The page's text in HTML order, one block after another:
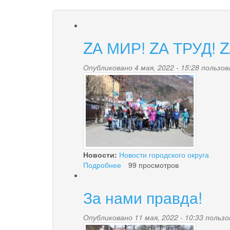
ZА МИР! ZА ТРУД!
Опубликовано 4 мая, 2022 - 15:28
photo_2022-
05-
04_14-
42-
13.jpg
Новости: Новости городского округа
Подробнее
ZА
ТРУД!
ZА
МАЙ!
99 просмотров
За нами правда!
Опубликовано 11 мая, 2022 - 10:33